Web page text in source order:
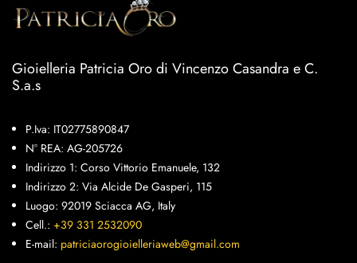
Gioielleria Patricia Oro di Vincenzo Casandra e C.
S.a.s
P.Iva: IT02775890847
N° REA: AG-205726
Indirizzo 1: Corso Vittorio Emanuele, 132
Indirizzo 2: Via Alcide De Gasperi, 115
Luogo: 92019 Sciacca AG, Italy
Cell.: +39 331 2532090
E-mail: patriciaorogioielleriaweb@gmail.com